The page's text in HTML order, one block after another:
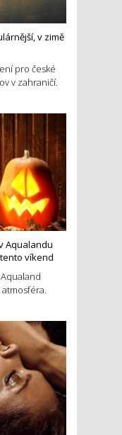
v zimě
pro české
v zahraničí.
Aqualandu
víkend